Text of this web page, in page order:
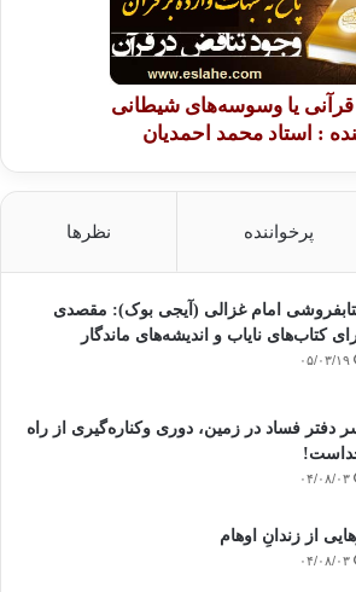
قرآنی یا وسوسه‌های شیطانی
: استاد محمد احمدیان
پرخواننده نظرها
امام غزالی (آیجی بوک): مقصدی
کتاب‌های نایاب و اندیشه‌های ماندگار
۰۵/۰۳/۱۹
دفتر فساد در زمین‌، دوری وکناره‌گیری از راه
۰۴/۰۸/۰۳
از زندانِ اوهام
۰۴/۰۸/۰۳